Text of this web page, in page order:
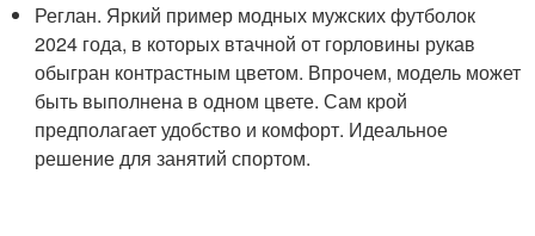
Реглан. Яркий пример модных мужских футболок
2024 года, в которых втачной от горловины рукав
обыгран контрастным цветом. Впрочем, модель может
быть выполнена в одном цвете. Сам крой
предполагает удобство и комфорт. Идеальное
решение для занятий спортом.